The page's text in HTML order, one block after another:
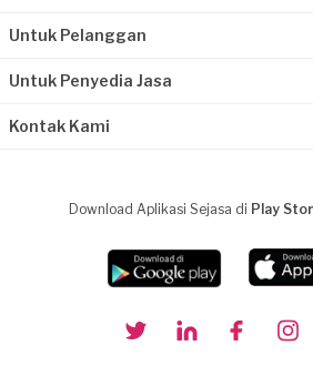
Untuk Pelanggan
Untuk Penyedia Jasa
Kontak Kami
Download Aplikasi Sejasa di Play